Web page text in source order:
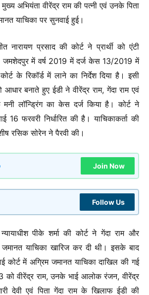
मुख्य अभियंता वीरेंद्र राम की पत्नी एवं उनके पिता
याचिका पर सुनवाई हुई।
नारायण प्रसाद की कोर्ट ने प्रार्थी को एंटी
जमशेदपुर में वर्ष 2019 में दर्ज केस 13/2019 में
के रिकॉर्ड में लाने का निर्देश दिया है। इसी
बनाते हुए ईडी ने वीरेंद्र राम, गेंदा राम एवं
लॉन्ड्रिंग का केस दर्ज किया है। कोर्ट ने
16 फरवरी निर्धारित की है। याचिकाकर्ता की
रसिक सोरेन ने पैरवी की।
Join Now
Follow Us
पीके शर्मा की कोर्ट ने गेंदा राम और
जमानत याचिका खारिज कर दी थी। इसके बाद
कोर्ट में अग्रिम जमानत याचिका दाखिल की गई
वीरेंद्र राम, उनके भाई आलोक रंजन, वीरेंद्र
देवी एवं पिता गेंदा राम के खिलाफ ईडी की